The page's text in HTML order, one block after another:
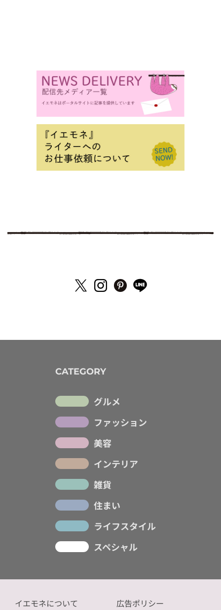
CATEGORY
グルメ
ファッション
美容
インテリア
雑貨
住まい
ライフスタイル
スペシャル
イエモネについて 広告ポリシー